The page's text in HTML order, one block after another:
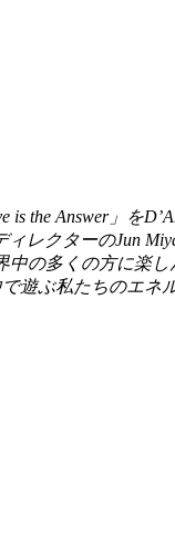
Answer」を
レクターのJun
の多くの方に楽
遊ぶ私たちのエネ